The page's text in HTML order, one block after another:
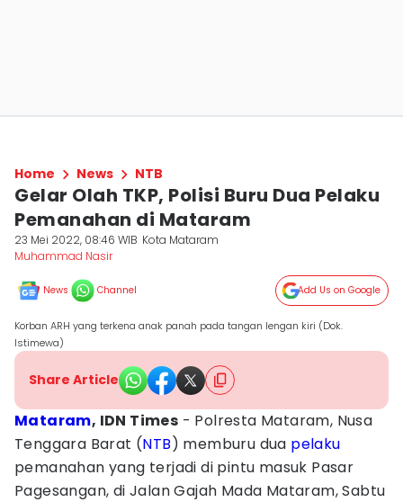
Home News NTB
Gelar Olah TKP, Polisi Buru Dua Pelaku
Pemanahan di Mataram
23 Mei 2022, 08:46 WIB Kota Mataram
Muhammad Nasir
News Channel Add Us on Google
Korban ARH yang terkena anak panah pada tangan lengan kiri (Dok.
Istimewa)
Share Article
Mataram, IDN Times - Polresta Mataram, Nusa
Tenggara Barat (NTB) memburu dua pelaku
pemanahan yang terjadi di pintu masuk Pasar
Pagesangan, di Jalan Gajah Mada Mataram, Sabtu